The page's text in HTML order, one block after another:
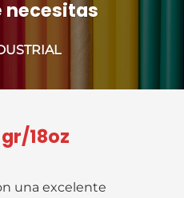
necesitas
gr/18oz
una excelente